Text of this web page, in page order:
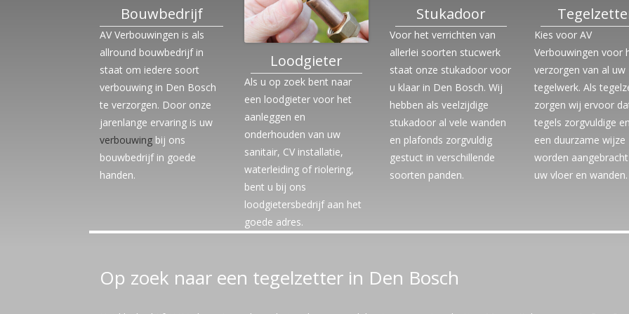
TOILETTEN
Bouwbedrijf
AV Verbouwingen is als
allround bouwbedrijf in
staat om iedere soort
verbouwing in Den Bosch
te verzorgen. Door onze
jarenlange ervaring is uw
verbouwing bij ons
bouwbedrijf in goede
handen.
Loodgieter
Als u op zoek bent naar
een loodgieter voor het
aanleggen en
onderhouden van uw
sanitair, CV installatie,
waterleiding of riolering,
bent u bij ons
loodgietersbedrijf aan het
goede adres.
Stukadoor
Voor het verrichten van
allerlei soorten stucwerk
staat onze stukadoor voor
u klaar in Den Bosch. Wij
hebben als veelzijdige
stukadoor al vele wanden
en plafonds zorgvuldig
gestuct in verschillende
soorten panden.
Kies voor AV
Verbouwingen voor
verzorgen van al uw
tegelwerk. Als
zorgen wij ervoor
tegels zorgvuldige
een duurzame wijze
worden
uw vloer en wanden.
Op zoek naar een tegelzetter in Den Bosch